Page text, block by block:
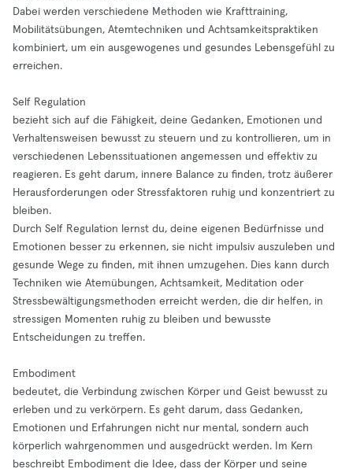
Dabei werden verschiedene Methoden wie Krafttraining,
Mobilitätsübungen, Atemtechniken und Achtsamkeitspraktiken
kombiniert, um ein ausgewogenes und gesundes Lebensgefühl zu
erreichen.
Self Regulation
bezieht sich auf die Fähigkeit, deine Gedanken, Emotionen und
Verhaltensweisen bewusst zu steuern und zu kontrollieren, um in
verschiedenen Lebenssituationen angemessen und effektiv zu
reagieren. Es geht darum, innere Balance zu finden, trotz äußerer
Herausforderungen oder Stressfaktoren ruhig und konzentriert zu
bleiben.
Durch Self Regulation lernst du, deine eigenen Bedürfnisse und
Emotionen besser zu erkennen, sie nicht impulsiv auszuleben und
gesunde Wege zu finden, mit ihnen umzugehen. Dies kann durch
Techniken wie Atemübungen, Achtsamkeit, Meditation oder
Stressbewältigungsmethoden erreicht werden, die dir helfen, in
stressigen Momenten ruhig zu bleiben und bewusste
Entscheidungen zu treffen.
Embodiment
bedeutet, die Verbindung zwischen Körper und Geist bewusst zu
erleben und zu verkörpern. Es geht darum, dass Gedanken,
Emotionen und Erfahrungen nicht nur mental, sondern auch
körperlich wahrgenommen und ausgedrückt werden. Im Kern
beschreibt Embodiment die Idee, dass der Körper und seine